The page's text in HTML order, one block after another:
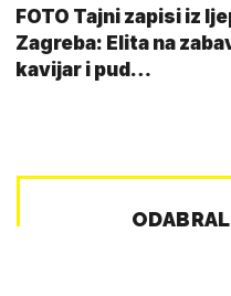
FOTO Tajni zapisi iz ljepotice
Zagreba: Elita na zabavama jela
kavijar i pud…